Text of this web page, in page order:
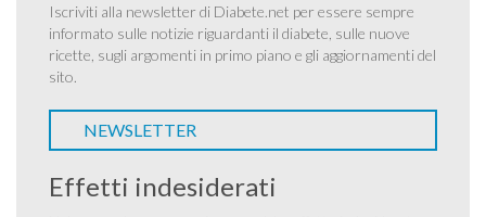
Iscriviti alla newsletter di Diabete.net per essere sempre
informato sulle notizie riguardanti il diabete, sulle nuove
ricette, sugli argomenti in primo piano e gli aggiornamenti del
sito.
NEWSLETTER
Effetti indesiderati